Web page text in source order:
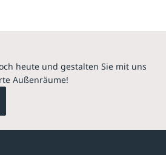
heute und gestalten Sie mit uns
Außenräume!